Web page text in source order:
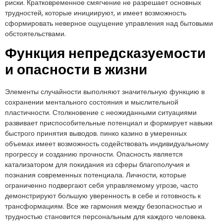
риски. Кратковременное смягчение не разрешает основных
трудностей, которые инициируют, и имеет возможность
сформировать неверное ощущение управления над бытовыми
обстоятельствами.
Функция непредсказуемости
и опасности в жизни
Элементы случайности выполняют значительную функцию в
сохранении ментального состояния и мыслительной
пластичности. Столкновение с неожиданными ситуациями
развивает приспособительные потенциал и формирует навыки
быстрого принятия выводов. пинко казино в умеренных
объемах имеет возможность содействовать индивидуальному
прогрессу и созданию прочности. Опасность является
катализатором для покидания из сферы благополучия и
познания современных потенциала. Личности, которые
ограниченно подвергают себя управляемому угрозе, часто
демонстрируют большую уверенность в себе и готовность к
трансформациям. Все же гармония между безопасностью и
трудностью становится персональным для каждого человека.